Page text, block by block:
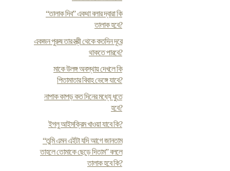
“তালাক দিব” একথা বলার দ্বারা কি
তালাক হবে?
একজন পুরুষ তার স্ত্রী থেকে কতদিন দূরে
থাকতে পারবে?
মাকে উলঙ্গ অবস্থায় দেখলে কি
পিতামাতার বিবাহ ভেঙ্গে যাবে?
নাপাক কাপড় কত দিনের মধ্যে ধুতে
হবে?
ইগলু আইসক্রিম খাওয়া যাবে কি?
“তুমি এমন এইটা যদি আগে জানতাম
তাহলে তোমাকে ছেড়ে দিতাম” বললে
তালাক হবে কি?